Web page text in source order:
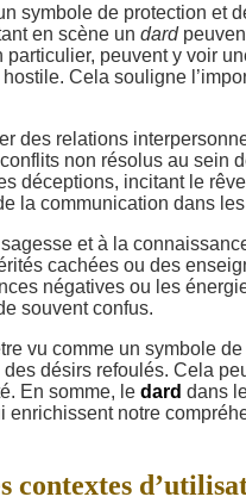
symbole de protection et
en scène un dard
peuvent y voir
Cela souligne
des relations
non résolus au sein
déceptions, incitant le
la communication dans
et à la
cachées ou des
négatives ou les
souvent confus.
vu comme un symbole
désirs refoulés. Cela
En somme, le dard dans
notre
contextes